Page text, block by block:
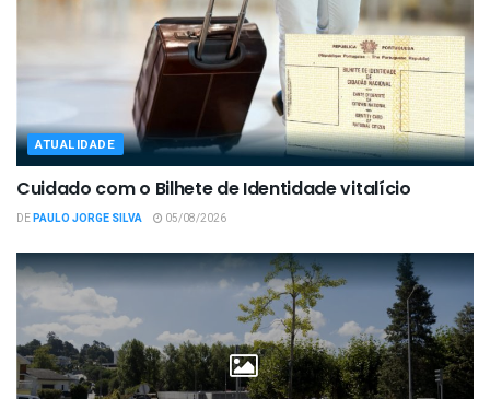
ATUALIDADE
Cuidado com o Bilhete de Identidade vitalício
DEPAULO JORGE SILVA 05/08/2026